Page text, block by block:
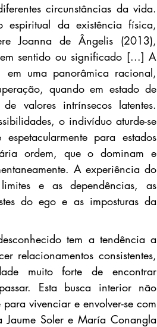
circunstâncias da vida.
espiritual da existência física,
Joanna de Ângelis (2013),
sentido ou significado [...] A
em uma panorâmica racional,
quando em estado de
valores intrínsecos latentes.
o indivíduo aturde-se
para estados
ordem, que o dominam e
A experiência do
e as dependências, as
do ego e as imposturas da
tem a tendência a
relacionamentos consistentes,
muito forte de encontrar
Esta busca interior não
vivenciar e envolver-se com
Jaume Soler e María Conangla